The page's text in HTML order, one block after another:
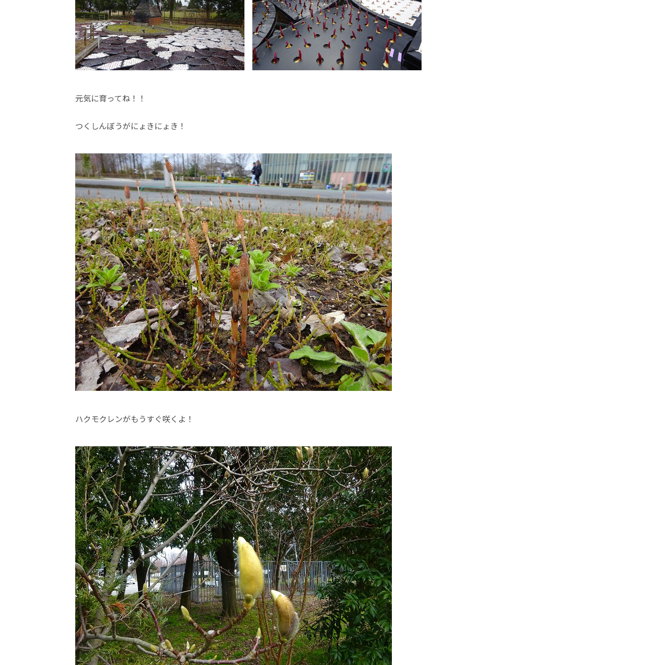
元気に育ってね！！
つくしんぼうがにょきにょき！
ハクモクレンがもうすぐ咲くよ！